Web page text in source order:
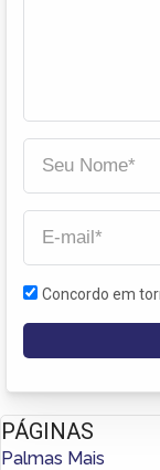
Concordo em
PÁGINAS
Palmas Mais